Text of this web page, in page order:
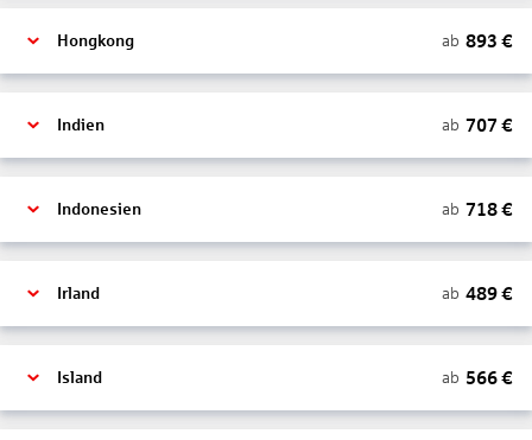
Hongkong ab 893 €
Indien ab 707 €
Indonesien ab 718€
Irland ab 489€
Island ab 566€